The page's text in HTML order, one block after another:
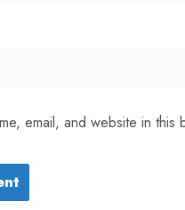
email, and website in